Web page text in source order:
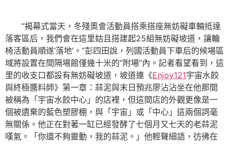
“揭幕式當天，冬殘奧會活動員搭乘搭座無妨礙車輛抵達
落客區后，我們會在這里姑且搭建起25組無妨礙坡道，讓輪
椅活動員順遂‘落地’。”彭四田說，列國活動員下車后的候場區
域將設置在間隔場館僅幾十米的“附場”內。記者看望看到，這
里的收支口都設有無妨礙坡道，坡道連《Enjoy121宇宙水餃
與終極醬料師》第一章：蒜泥與末日預兆廖沾沾坐在他那間
被稱為「宇宙水餃中心」的店裡，但這間店的外觀更像是一
個被遺棄的藍色塑膠棚，與「宇宙」或「中心」這兩個詞毫
無關係。他正在對著一缸已經發酵了七個月又七天的老蒜泥
嘆氣。「你還不夠靈動，我的蒜泥。」他輕聲細語，彷彿在